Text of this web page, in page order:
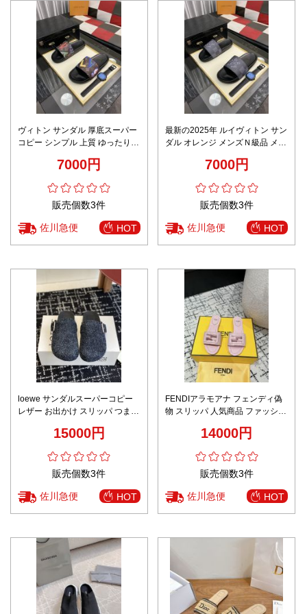
ヴィトン サンダル 厚底スーパー
コピー シンプル 上質 ゆったり
7000円
販売個数3件
佐川急便 HOT
最新の2025年 ルイヴィトン サン
ダル オレンジ メンズＮ級品 メン
ズ ブラック7000円
販売個数3件
佐川急便 HOT
loewe サンダルスーパーコピー
レザー お出かけ スリッパ つま先
15000円
販売個数3件
佐川急便 HOT
FENDIアラモアナ フェンディ偽
物 スリッパ 人気商品 ファッショ
14000円
販売個数3件
佐川急便 HOT